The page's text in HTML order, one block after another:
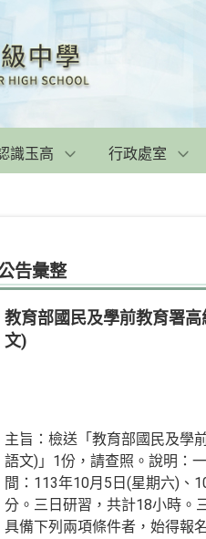
識玉高 行政處室
告彙整
教育部國民及學前教育署
文)
主旨：檢送「教育部國民及學
語文)」1份，請查照。說明：
間：113年10月5日(星期六)、
分。三日研習，共計18小時。
具備下列兩項條件者，始得報